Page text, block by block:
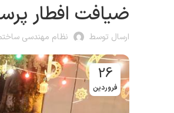
ضیافت افطار
ارسال توسط نظام مهندسی
26
فروردین